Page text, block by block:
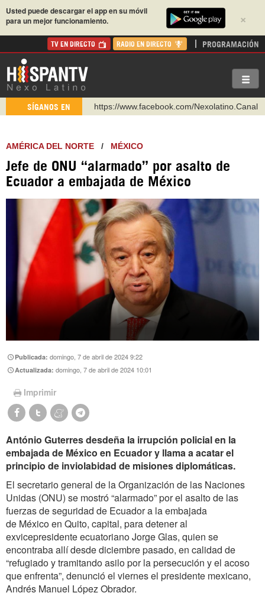
×
Usted puede descargar el app en su móvil
para un mejor funcionamiento.
TV EN DIRECTO RADIO EN DIRECTO PROGRAMACIÓN
SÍGANOS EN
https://www.facebook.com/Nexolatino.Canal
http://twitter.com/nexo_latino
https://t.me/hispantvcanal
https://urmedium.com/c/hispantv
Instagram como: hispan_tv
AMÉRICA DEL NORTE / MÉXICO
Jefe de ONU “alarmado” por asalto de
Ecuador a embajada de México
Publicada:domingo, 7 de abril de 2024 9:22
Actualizada:domingo, 7 de abril de 2024 10:01
Imprimir
António Guterres desdeña la irrupción policial en la
embajada de México en Ecuador y llama a acatar el
principio de inviolabidad de misiones diplomáticas.
El secretario general de la Organización de las Naciones
Unidas (ONU) se mostró “alarmado” por el asalto de las
fuerzas de seguridad de Ecuador a la embajada
de México en Quito, capital, para detener al
exvicepresidente ecuatoriano Jorge Glas, quien se
encontraba allí desde diciembre pasado, en calidad de
“refugiado y tramitando asilo por la persecución y el acoso
que enfrenta”, denunció el viernes el presidente mexicano,
Andrés Manuel López Obrador.